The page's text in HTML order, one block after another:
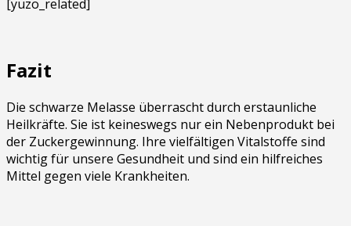
[yuzo_related]
Fazit
Die schwarze Melasse überrascht durch erstaunliche
Heilkräfte. Sie ist keineswegs nur ein Nebenprodukt bei
der Zuckergewinnung. Ihre vielfältigen Vitalstoffe sind
wichtig für unsere Gesundheit und sind ein hilfreiches
Mittel gegen viele Krankheiten.